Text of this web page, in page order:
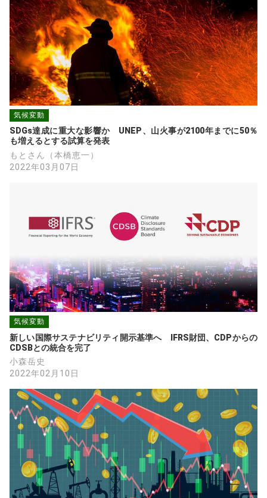
気候変動
SDGs達成に重大な影響か　UNEP、山火事が2100年までに50％
も増えるとする試算を発表
もとさん（本橋恵一）
2022年03月07日
気候変動
新しい国際サステナビリティ開示基準へ　IFRS財団、CDPからの
CDSBとの統合を完了
小森岳史
2022年02月10日